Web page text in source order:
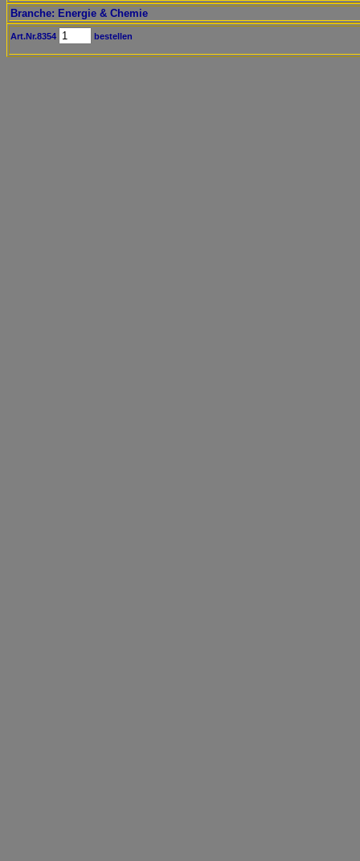
Branche: Energie & Chemie
Art.Nr.8354 bestellen